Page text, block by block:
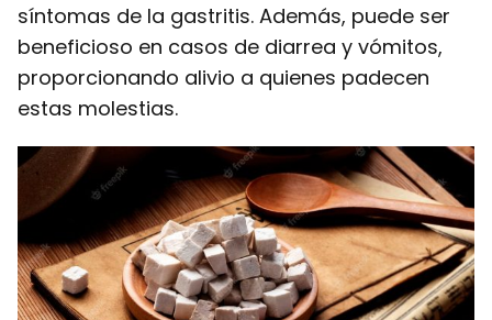
síntomas de la gastritis. Además, puede ser
beneficioso en casos de diarrea y vómitos,
proporcionando alivio a quienes padecen
estas molestias.